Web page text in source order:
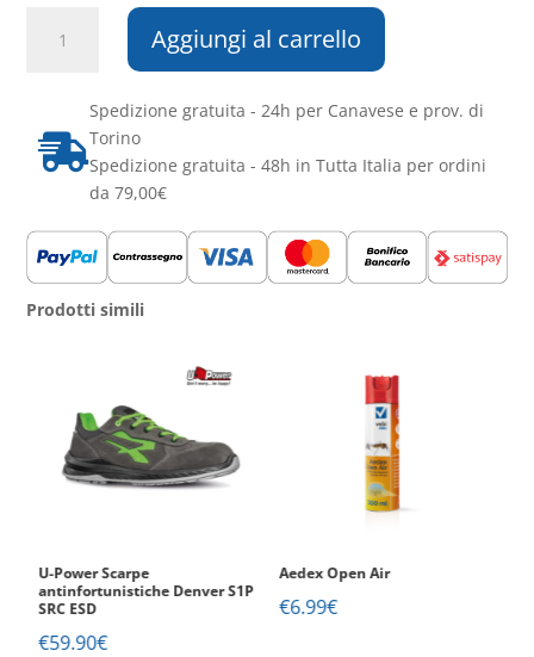
Personalizzata
450
Aggiungi al carrello

Spedizione gratuita - 24h per Canavese e prov. di
Torino
Spedizione gratuita - 48h in Tutta Italia per ordini
da 79,00€
Prodotti simili
U-Power Scarpe
antinfortunistiche Denver S1P
SRC ESD
€59.90€
Aedex Open Air
€6.99€